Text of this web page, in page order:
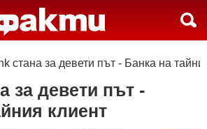
стана за девети път - Банка на
за девети път -
клиент